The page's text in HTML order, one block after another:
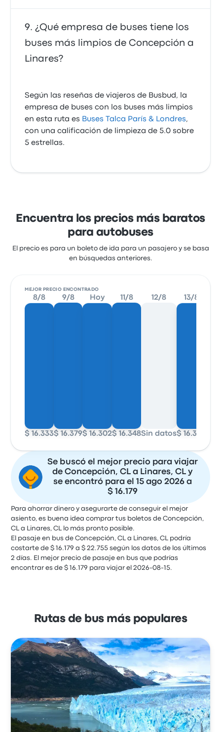
¿Qué empresa de buses tiene los
buses más limpios de Concepción a
Linares?
Según las reseñas de viajeros de Busbud, la
empresa de buses con los buses más limpios
en esta ruta es Buses Talca París & Londres,
con una calificación de limpieza de 5.0 sobre
5 estrellas.
Encuentra los precios más baratos
para autobuses
El precio es para un boleto de ida para un pasajero y se basa
en búsquedas anteriores.
MEJOR PRECIO ENCONTRADO
8/8
$ 16.333
9/8
$ 16.379
Hoy
$ 16.302
11/8
$ 16.348
12/8
Sin datos
13/8
$ 16.302
Se buscó el mejor precio para viajar
de Concepción, CL a Linares, CL y
se encontró para el 15 ago 2026 a
$ 16.179
Para ahorrar dinero y asegurarte de conseguir el mejor
asiento, es buena idea comprar tus boletos de Concepción,
CL a Linares, CL lo más pronto posible.
El pasaje en bus de Concepción, CL a Linares, CL podría
costarte de $ 16.179 a $ 22.755 según los datos de los últimos
2 días. El mejor precio de pasaje en bus que podrías
encontrar es de $ 16.179 para viajar el 2026-08-15.
Rutas de bus más populares